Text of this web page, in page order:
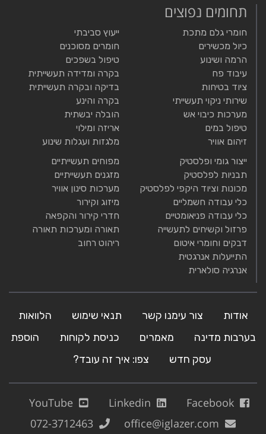
תחומים נפוצים
חומרי גלם מתכת
כיול מכשירים
הרמה ושינוע
עיבוד פח
ציוד בטיחות
שירותי ניקוי תעשייתי
מערכות כיבוי אש
טיפול במים
זיהום אוויר
ייעוץ סביבתי
חומרים מסוכנים
טיפול בשפכים
בקרה ומדידה תעשייתית
בדיקה ובקרה תעשייתית
בקרה והינע
הובלה יבשתית
אריזה ומילוי
מלגזות ועגלות שינוע
ייצור גומי ופלסטיק
תבניות לפלסטיק
מכונות וציוד היקפי לפלסטיק
כלי עבודה חשמליים
כלי עבודה פניאומטיים
פרזול וקשיחים לתעשייה
דבקים וחומרי איטום
התייעלות אנרגטית
אנרגיה סולארית
מפוחים תעשייתיים
מזגנים תעשייתיים
מערכות סינון אוויר
מיזוג וקירור
חדרי קירור והקפאה
תאורה ומערכות תאורה
ריהוט רחוב
אודות צור עימנו קשר תנאי שימוש
הלוואות
בערבות מדינה
מאמרים כניסת לקוחות
הוספת
עסק חדש
צפו: איך זה עובד?
Facebook